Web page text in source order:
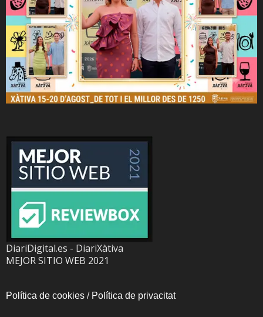
DiariDigital.es - DiariXàtiva
MEJOR SITIO WEB 2021
Política de cookies / Política de privacitat